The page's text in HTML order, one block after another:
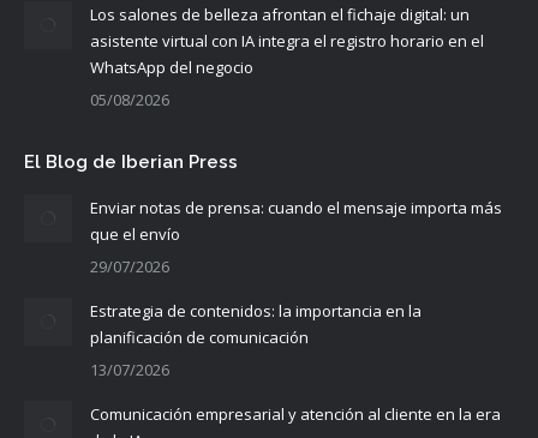
Los salones de belleza afrontan el fichaje digital: un
asistente virtual con IA integra el registro horario en el
WhatsApp del negocio
05/08/2026
El Blog de Iberian Press
Enviar notas de prensa: cuando el mensaje importa más
que el envío
29/07/2026
Estrategia de contenidos: la importancia en la
planificación de comunicación
13/07/2026
Comunicación empresarial y atención al cliente en la era